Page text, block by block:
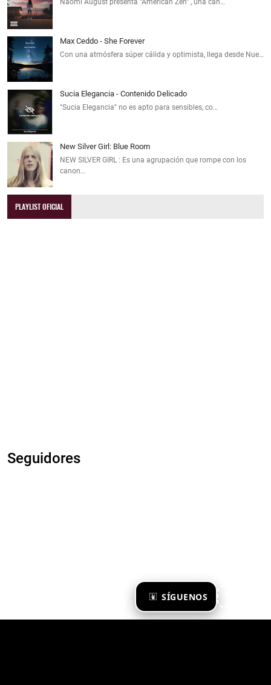
SÍGUENOS
Naomi August presenta "American Zen" , una can…
Max Ceddo - She Forever
Con una atmósfera súper cálida y optimista, llega desde Nue…
Sucia Elegancia - Contenido Delicado
"Sucia Elegancia" no es apto para sensibles, co…
New Silver Girl: Blue Room
NEW SILVER GIRL : Es una agrupación que rompe con los
canon…
PLAYLIST OFICIAL
Seguidores